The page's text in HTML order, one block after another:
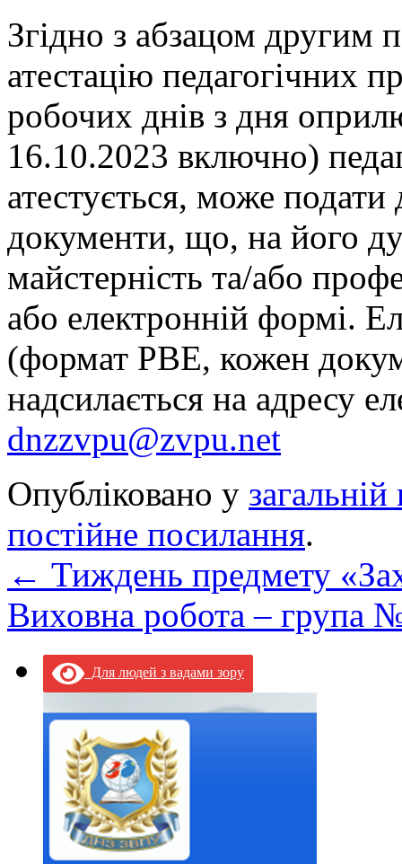
Згідно з абзацом другим
атестацію педагогічних
робочих днів з дня
16.10.2023 включно)
атестується, може подати
документи, що, на його
майстерність та/або
або електронній формі.
(формат РВЕ, кожен
надсилається на адресу
dnzzvpu@zvpu.net
Опубліковано у загальній
постійне посилання.
← Тиждень предмету
Виховна робота – група
Для людей з вадами зору